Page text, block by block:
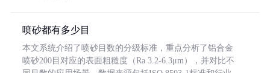
喷砂都有多少目
本文系统介绍了喷砂目数的分级标准，重点分析了铝合金
喷砂200目对应的表面粗糙度（Ra 3.2-6.3μm），并对比不